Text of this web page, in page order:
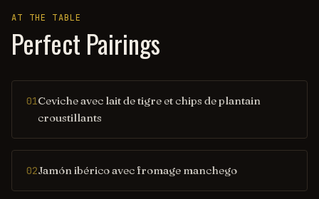
AT THE TABLE
Perfect Pairings
01Ceviche avec lait de tigre et chips de plantain
croustillants
02Jamón ibérico avec fromage manchego